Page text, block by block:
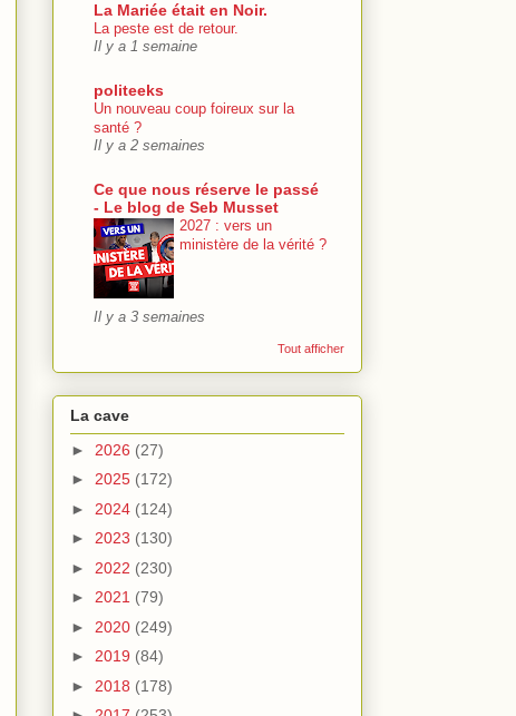
La Mariée était en Noir.
La peste est de retour.
Il y a 1 semaine
politeeks
Un nouveau coup foireux sur la
santé ?
Il y a 2 semaines
Ce que nous réserve le passé
- Le blog de Seb Musset
2027 : vers un
ministère de la vérité ?
Il y a 3 semaines
Tout afficher
La cave
► 2026 (27)
► 2025 (172)
► 2024 (124)
► 2023 (130)
► 2022 (230)
► 2021 (79)
► 2020 (249)
► 2019 (84)
► 2018 (178)